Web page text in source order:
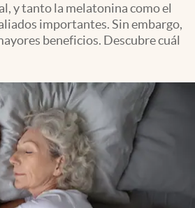
y tanto la melatonina como el
importantes. Sin embargo,
beneficios. Descubre cuál